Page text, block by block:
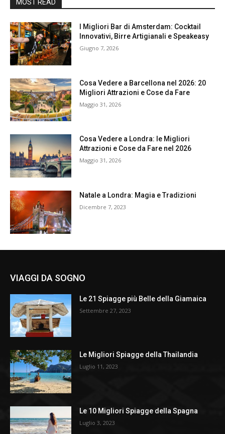
MOST READ
I Migliori Bar di Amsterdam: Cocktail
Innovativi, Birre Artigianali e Speakeasy
Giugno 7, 2026
Cosa Vedere a Barcellona nel 2026: 20
Migliori Attrazioni e Cose da Fare
Maggio 31, 2026
Cosa Vedere a Londra: le Migliori
Attrazioni e Cose da Fare nel 2026
Maggio 31, 2026
Natale a Londra: Magia e Tradizioni
Dicembre 7, 2023
VIAGGI DA SOGNO
Le 21 Spiagge più Belle della Giamaica
Settembre 27, 2023
Le Migliori Spiagge della Thailandia
Luglio 11, 2023
Le 10 Migliori Spiagge della Spagna
Luglio 3, 2023